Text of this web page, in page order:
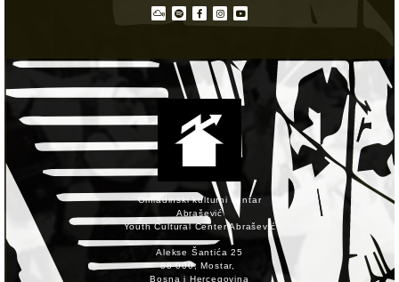
Omladinski kulturni centar
Abrašević
Youth Cultural Center Abrašević
Alekse Šantića 25
88 000, Mostar,
Bosna i Hercegovina